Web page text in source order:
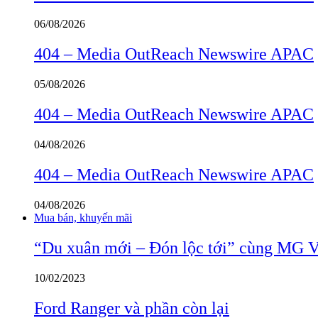
06/08/2026
404 – Media OutReach Newswire APAC
05/08/2026
404 – Media OutReach Newswire APAC
04/08/2026
404 – Media OutReach Newswire APAC
04/08/2026
Mua bán, khuyến mãi
“Du xuân mới – Đón lộc tới” cùng MG
10/02/2023
Ford Ranger và phần còn lại